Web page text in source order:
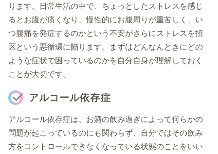
ります。日常生活の中で、ちょっとしたストレスを感じ
るとお腹が痛くなり、慢性的にお腹周りが重苦しく、い
つ腹痛を発症するのかという不安がさらにストレスを招
区という悪循環に陥ります。まずはどんなんときにどの
ような症状で困っているのかを自分自身が理解しておく
ことが大切です。
アルコール依存症
アルコール依存症は、お酒の飲み過ぎによって何らかの
問題が起こっているのにも関わらず、自分ではその飲み
方をコントロールできなくなっている状態のことをいい